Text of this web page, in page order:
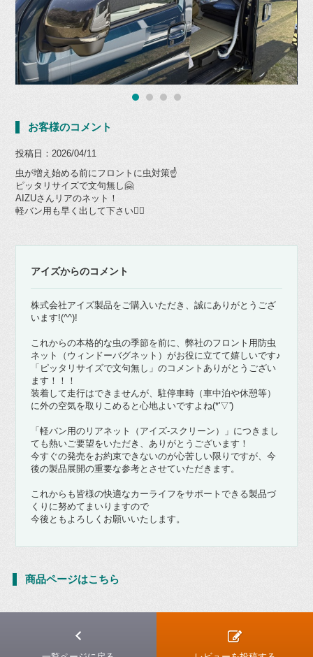
お客様のコメント
投稿日：2026/04/11
虫が増え始める前にフロントに虫対策☝️
ピッタリサイズで文句無し🤗
AIZUさんリアのネット！
軽バン用も早く出して下さい🙇‍♂️
アイズからのコメント
株式会社アイズ製品をご購入いただき、誠にありがとうござ
います!(^^)!
これからの本格的な虫の季節を前に、弊社のフロント用防虫
ネット（ウィンドーバグネット）がお役に立てて嬉しいです♪
「ピッタリサイズで文句無し」のコメントありがとうござい
ます！！！
装着して走行はできませんが、駐停車時（車中泊や休憩等）
に外の空気を取りこめると心地よいですよね(*'▽')
「軽バン用のリアネット（アイズ-スクリーン）」につきまし
ても熱いご要望をいただき、ありがとうございます！
今すぐの発売をお約束できないのが心苦しい限りですが、今
後の製品展開の重要な参考とさせていただきます。
これからも皆様の快適なカーライフをサポートできる製品づ
くりに努めてまいりますので
今後ともよろしくお願いいたします。
商品ページはこちら